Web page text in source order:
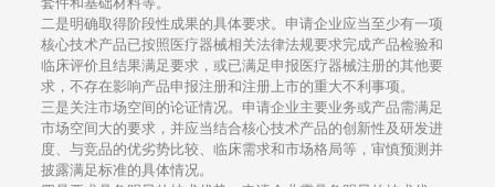
二是明确取得阶段性成果的具体要求。申请企业应当至少有一项
核心技术产品已按照医疗器械相关法律法规要求完成产品检验和
临床评价且结果满足要求，或已满足申报医疗器械注册的其他要
求，不存在影响产品申报注册和注册上市的重大不利事项。
三是关注市场空间的论证情况。申请企业主要业务或产品需满足
市场空间大的要求，并应当结合核心技术产品的创新性及研发进
度、与竞品的优劣势比较、临床需求和市场格局等，审慎预测并
披露满足标准的具体情况。